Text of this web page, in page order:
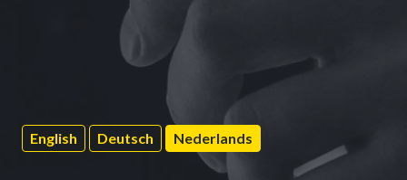
English Deutsch Nederlands